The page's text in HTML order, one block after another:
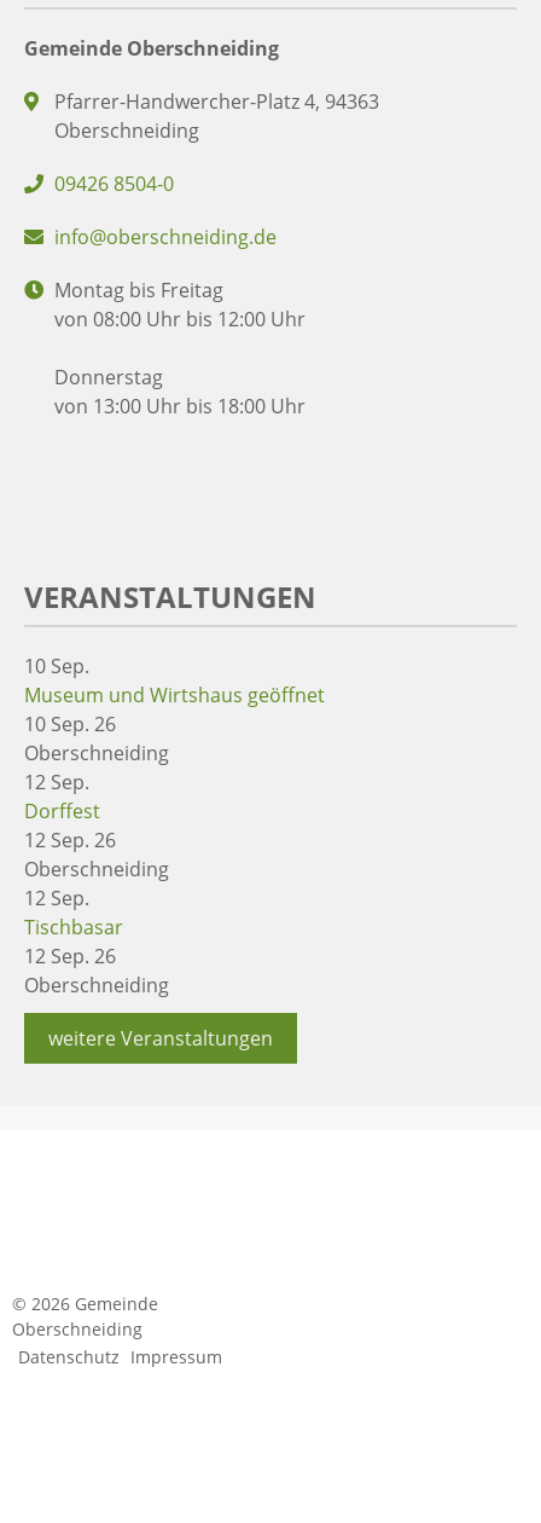
Gemeinde Oberschneiding
Pfarrer-Handwercher-Platz 4, 94363
Oberschneiding
09426 8504-0
info@oberschneiding.de
Montag bis Freitag
von 08:00 Uhr bis 12:00 Uhr
Donnerstag
von 13:00 Uhr bis 18:00 Uhr
VERANSTALTUNGEN
10 Sep.
Museum und Wirtshaus geöffnet
10 Sep. 26
Oberschneiding
12 Sep.
Dorffest
12 Sep. 26
Oberschneiding
12 Sep.
Tischbasar
12 Sep. 26
Oberschneiding
weitere Veranstaltungen
© 2026 Gemeinde
Oberschneiding
Datenschutz Impressum